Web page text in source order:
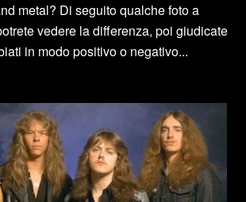
metal? Di seguito qualche foto a
vedere la differenza, poi giudicate
in modo positivo o negativo...